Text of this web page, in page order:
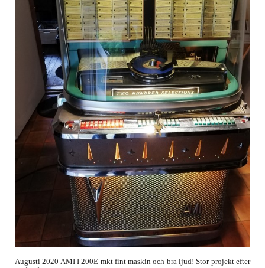
Augusti 2020 AMI I 200E mkt fint maskin och bra ljud! Stor projekt efter